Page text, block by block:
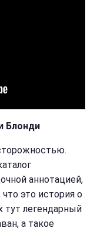
Блонди
аннотацией,
это история о
тут легендарный
а такое